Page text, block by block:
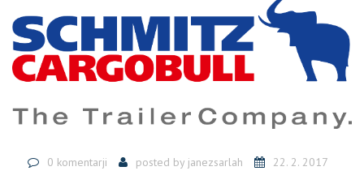
0 komentarji posted by janezsarlah 22. 2. 2017